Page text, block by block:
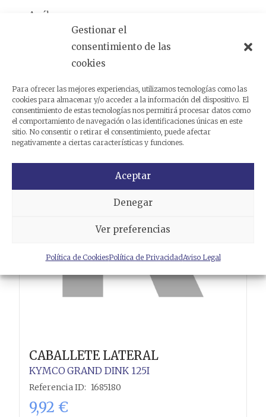
Gestionar el
consentimiento de las
cookies
Para ofrecer las mejores experiencias, utilizamos tecnologías como las
cookies para almacenar y/o acceder a la información del dispositivo. El
consentimiento de estas tecnologías nos permitirá procesar datos como
el comportamiento de navegación o las identificaciones únicas en este
sitio. No consentir o retirar el consentimiento, puede afectar
negativamente a ciertas características y funciones.
Aceptar
Denegar
Ver preferencias
Política de CookiesPolítica de PrivacidadAviso Legal
Análogas
Productos relacionados
CABALLETE LATERAL
KYMCO GRAND DINK 125I
Referencia ID: 1685180
9,92 €